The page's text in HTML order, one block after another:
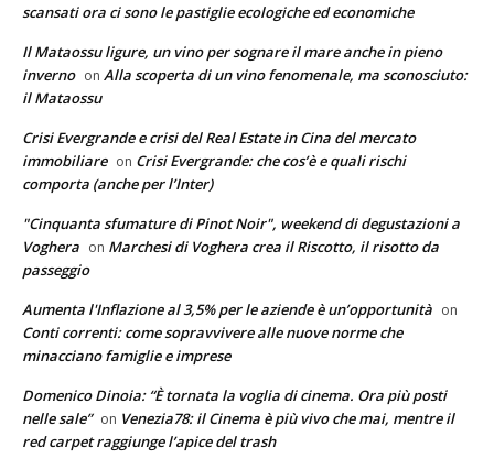
scansati ora ci sono le pastiglie ecologiche ed economiche
Il Mataossu ligure, un vino per sognare il mare anche in pieno
inverno on Alla scoperta di un vino fenomenale, ma sconosciuto:
il Mataossu
Crisi Evergrande e crisi del Real Estate in Cina del mercato
immobiliare on Crisi Evergrande: che cos’è e quali rischi
comporta (anche per l’Inter)
"Cinquanta sfumature di Pinot Noir", weekend di degustazioni a
Voghera on Marchesi di Voghera crea il Riscotto, il risotto da
passeggio
Aumenta l'Inflazione al 3,5% per le aziende è un’opportunità on
Conti correnti: come sopravvivere alle nuove norme che
minacciano famiglie e imprese
Domenico Dinoia: “È tornata la voglia di cinema. Ora più posti
nelle sale” on Venezia78: il Cinema è più vivo che mai, mentre il
red carpet raggiunge l’apice del trash